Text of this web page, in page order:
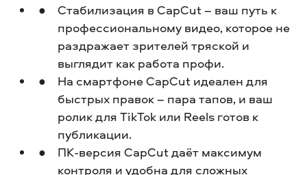
Стабилизация в CapCut – ваш путь к
профессиональному видео, которое не
раздражает зрителей тряской и
выглядит как работа профи.
На смартфоне CapCut идеален для
быстрых правок – пара тапов, и ваш
ролик для TikTok или Reels готов к
публикации.
ПК-версия CapCut даёт максимум
контроля и удобна для сложных